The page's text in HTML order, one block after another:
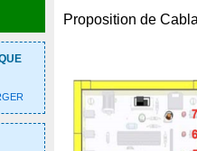
Proposition de